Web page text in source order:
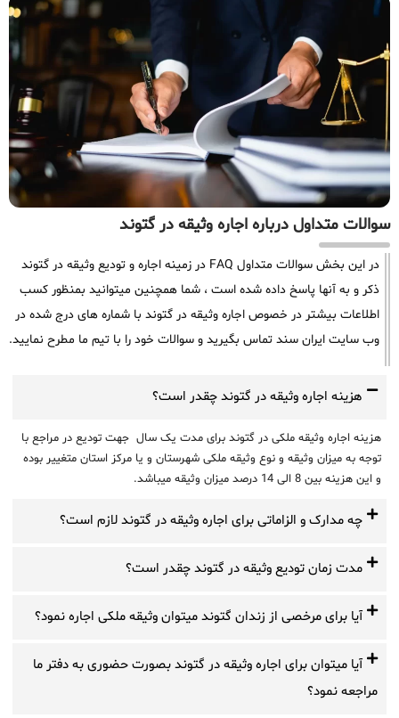
سوالات متداول درباره اجاره وثیقه در گتوند
در این بخش سوالات متداول FAQ در زمینه اجاره و تودیع وثیقه در گتوند
ذکر و به آنها پاسخ داده شده است ، شما همچنین میتوانید بمنظور کسب
اطلاعات بیشتر در خصوص اجاره وثیقه در گتوند با شماره های درج شده در
وب سایت ایران سند تماس بگیرید و سوالات خود را با تیم ما مطرح نمایید.
هزینه اجاره وثیقه در گتوند چقدر است؟
هزینه اجاره وثیقه ملکی در گتوند برای مدت یک سال جهت تودیع در مراجع با
توجه به میزان وثیقه و نوع وثیقه ملکی شهرستان و یا مرکز استان متغییر بوده
و این هزینه بین 8 الی 14 درصد میزان وثیقه میباشد.
چه مدارک و الزاماتی برای اجاره وثیقه در گتوند لازم است؟
مدت زمان تودیع وثیقه در گتوند چقدر است؟
آیا برای مرخصی از زندان گتوند میتوان وثیقه ملکی اجاره نمود؟
آیا میتوان برای اجاره وثیقه در گتوند بصورت حضوری به دفتر ما
مراجعه نمود؟